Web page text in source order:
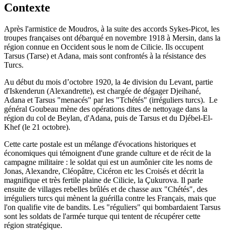
Contexte
Après l'armistice de Moudros, à la suite des accords Sykes-Picot, les
troupes françaises ont débarqué en novembre 1918 à Mersin, dans la
région connue en Occident sous le nom de Cilicie. Ils occupent
Tarsus (Tarse) et Adana, mais sont confrontés à la résistance des
Turcs.
Au début du mois d’octobre 1920, la 4e division du Levant, partie
d'Iskenderun (Alexandrette), est chargée de dégager Djeihané,
Adana et Tarsus "menacés" par les "Tchétés" (irréguliers turcs). Le
général Goubeau mène des opérations dites de nettoyage dans la
région du col de Beylan, d'Adana, puis de Tarsus et du Djébel-El-
Khef (le 21 octobre).
Cette carte postale est un mélange d'évocations historiques et
économiques qui témoignent d'une grande culture et de récit de la
campagne militaire : le soldat qui est un aumônier cite les noms de
Jonas, Alexandre, Cléopâtre, Cicéron etc les Croisés et décrit la
magnifique et très fertile plaine de Cilicie, la Çukurova. Il parle
ensuite de villages rebelles brûlés et de chasse aux "Chétés", des
irréguliers turcs qui mènent la guérilla contre les Français, mais que
l'on qualifie vite de bandits. Les "réguliers" qui bombardaient Tarsus
sont les soldats de l'armée turque qui tentent de récupérer cette
région stratégique.